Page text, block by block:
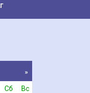
»
Сб
Вс